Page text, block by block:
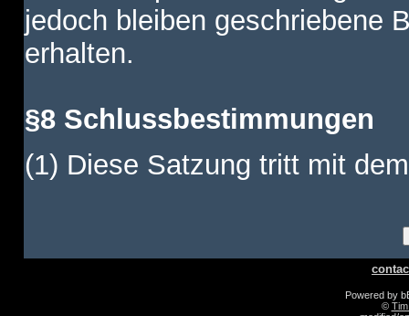
jedoch bleiben geschriebene
erhalten.
§8 Schlussbestimmungen
(1) Diese Satzung tritt mit
Powered by
©